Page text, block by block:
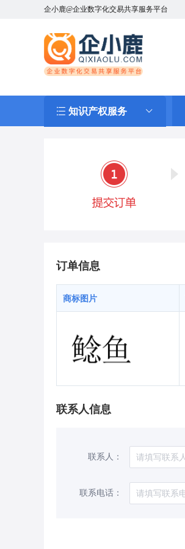
企小鹿@企业数字化交易共享服务平台
知识产权服务
订单信息
商标图片
联系人信息
联系人：
联系电话：